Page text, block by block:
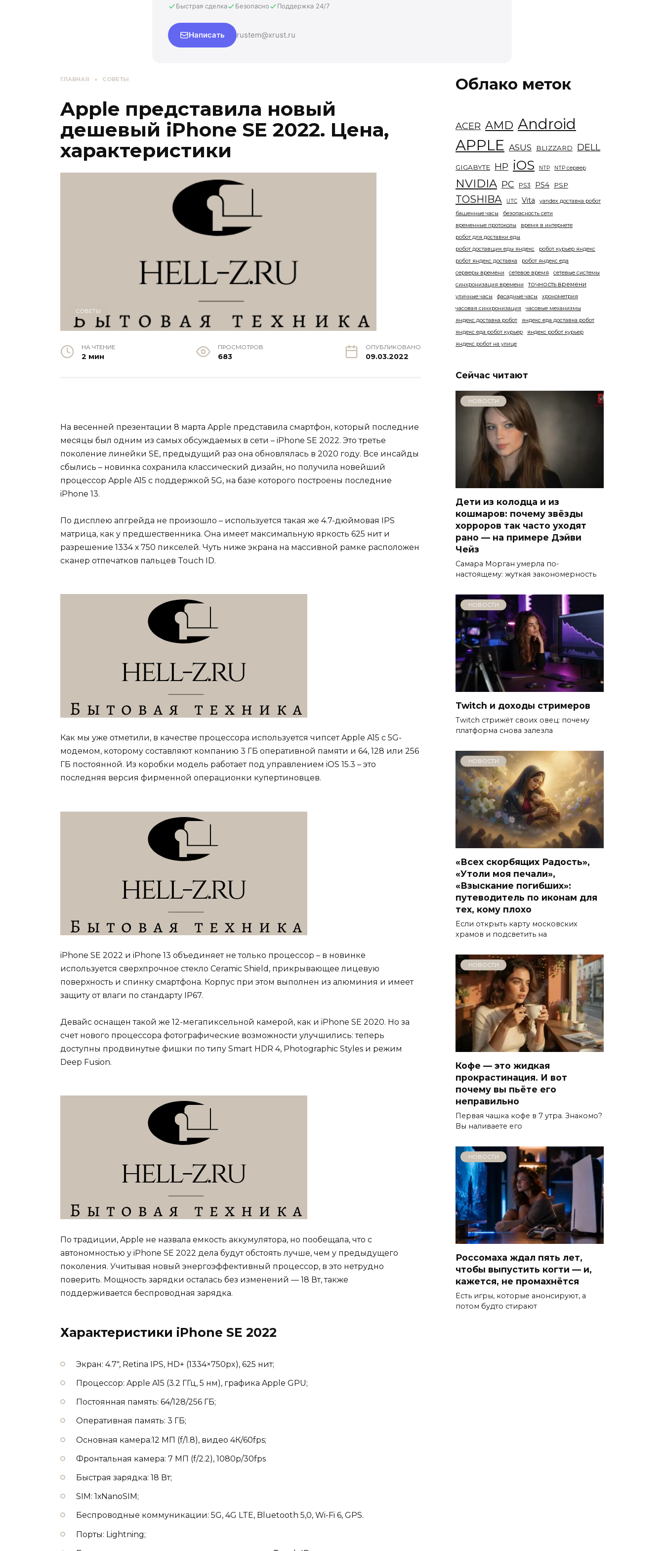
Быстрая сделка Безопасно Поддержка 24/7
Написать rustem@xrust.ru
ГЛАВНАЯ » СОВЕТЫ
Apple представила новый
дешевый iPhone SE 2022. Цена,
характеристики
СОВЕТЫ
НА ЧТЕНИЕ
2 мин
ПРОСМОТРОВ
683
ОПУБЛИКОВАНО
09.03.2022
На весенней презентации 8 марта Apple представила смартфон, который последние
месяцы был одним из самых обсуждаемых в сети – iPhone SE 2022. Это третье
поколение линейки SE, предыдущий раз она обновлялась в 2020 году. Все инсайды
сбылись – новинка сохранила классический дизайн, но получила новейший
процессор Apple A15 с поддержкой 5G, на базе которого построены последние
iPhone 13.
По дисплею апгрейда не произошло – используется такая же 4.7-дюймовая IPS
матрица, как у предшественника. Она имеет максимальную яркость 625 нит и
разрешение 1334 х 750 пикселей. Чуть ниже экрана на массивной рамке расположен
сканер отпечатков пальцев Touch ID.
Как мы уже отметили, в качестве процессора используется чипсет Apple A15 с 5G-
модемом, которому составляют компанию 3 ГБ оперативной памяти и 64, 128 или 256
ГБ постоянной. Из коробки модель работает под управлением iOS 15.3 – это
последняя версия фирменной операционки купертиновцев.
iPhone SE 2022 и iPhone 13 объединяет не только процессор – в новинке
используется сверхпрочное стекло Ceramic Shield, прикрывающее лицевую
поверхность и спинку смартфона. Корпус при этом выполнен из алюминия и имеет
защиту от влаги по стандарту IP67.
Девайс оснащен такой же 12-мегапиксельной камерой, как и iPhone SE 2020. Но за
счет нового процессора фотографические возможности улучшились: теперь
доступны продвинутые фишки по типу Smart HDR 4, Photographic Styles и режим
Deep Fusion.
По традиции, Apple не назвала емкость аккумулятора, но пообещала, что с
автономностью у iPhone SE 2022 дела будут обстоять лучше, чем у предыдущего
поколения. Учитывая новый энергоэффективный процессор, в это нетрудно
поверить. Мощность зарядки осталась без изменений — 18 Вт, также
поддерживается беспроводная зарядка.
Характеристики iPhone SE 2022
Экран: 4.7″, Retina IPS, HD+ (1334×750px), 625 нит;
Процессор: Apple A15 (3.2 ГГц, 5 нм), графика Apple GPU;
Постоянная память: 64/128/256 ГБ;
Оперативная память: 3 ГБ;
Основная камера:12 МП (f/1.8), видео 4К/60fps;
Фронтальная камера: 7 МП (f/2.2), 1080p/30fps
Быстрая зарядка: 18 Вт;
SIM: 1хNanoSIM;
Беспроводные коммуникации: 5G, 4G LTE, Bluetooth 5,0, Wi-Fi 6, GPS.
Порты: Lightning;
Облако меток
ACER AMD Android
APPLE ASUS BLIZZARD DELL
GIGABYTE HP iOS NTP NTP сервер
NVIDIA PC PS3 PS4 PSP
TOSHIBA UTC Vita
yandex доставка робот
башенные часы
безопасность сети
временные протоколы
время в интернете
робот для доставки еды
робот доставщик еды яндекс
робот курьер яндекс
робот яндекс доставка
робот яндекс еда
серверы времени
сетевое время
сетевые системы
синхронизация времени
точность времени
уличные часы фасадные часы
хронометрия
часовая синхронизация
часовые механизмы
яндекс доставка робот
яндекс еда доставка робот
яндекс еда робот курьер
яндекс робот курьер
яндекс робот на улице
Сейчас читают
НОВОСТИ
Дети из колодца и из
кошмаров: почему звёзды
хорроров так часто уходят
рано — на примере Дэйви
Чейз
Самара Морган умерла по-
настоящему: жуткая закономерность
НОВОСТИ
Twitch и доходы стримеров
Twitch стрижёт своих овец: почему
платформа снова залезла
НОВОСТИ
«Всех скорбящих Радость»,
«Утоли моя печали»,
«Взыскание погибших»:
путеводитель по иконам для
тех, кому плохо
Если открыть карту московских
храмов и подсветить на
НОВОСТИ
Кофе — это жидкая
прокрастинация. И вот
почему вы пьёте его
неправильно
Первая чашка кофе в 7 утра. Знакомо?
Вы наливаете его
НОВОСТИ
Россомаха ждал пять лет,
чтобы выпустить когти — и,
кажется, не промахнётся
Есть игры, которые анонсируют, а
потом будто стирают